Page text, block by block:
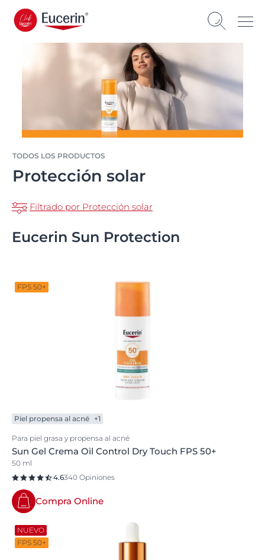
TODOS LOS PRODUCTOS
Protección solar
Filtrado por Protección solar
Eucerin Sun Protection
FPS 50+
Piel propensa al acné +1
Para piel grasa y propensa al acné
Sun Gel Crema Oil Control Dry Touch FPS 50+
50 ml
4.6340 Opiniones
Compra Online
NUEVO
FPS 50+